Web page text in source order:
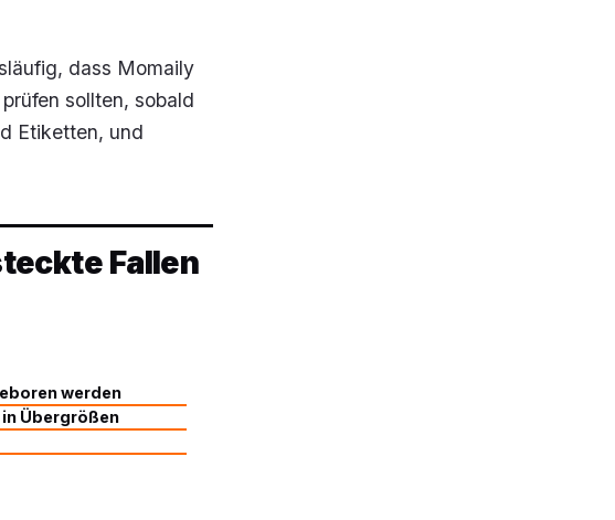
dass Momaily
sollten, sobald
Etiketten, und
Fallen
werden
Übergrößen